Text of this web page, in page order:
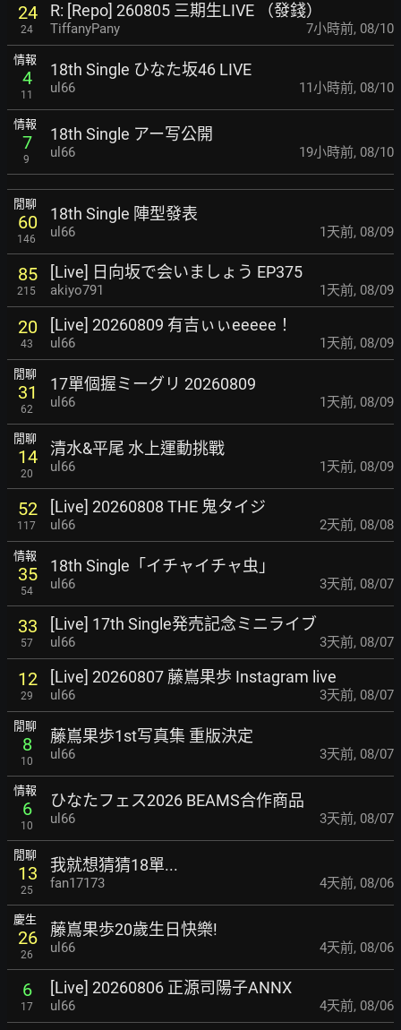
24
24
R: [Repo] 260805 三期生LIVE （發錢）
TiffanyPany 7小時前, 08/10
情報
4
11
18th Single ひなた坂46 LIVE
ul66 11小時前, 08/10
情報
7
9
18th Single アー写公開
ul66 19小時前, 08/10
閒聊
60
146
18th Single 陣型發表
ul66 1天前, 08/09
85
215
[Live] 日向坂で会いましょう EP375
akiyo791 1天前, 08/09
20
43
[Live] 20260809 有吉ぃぃeeeee！
ul66 1天前, 08/09
閒聊
31
62
17單個握ミーグリ 20260809
ul66 1天前, 08/09
閒聊
14
20
清水&平尾 水上運動挑戰
ul66 1天前, 08/09
52
117
[Live] 20260808 THE 鬼タイジ
ul66 2天前, 08/08
情報
35
54
18th Single「イチャイチャ虫」
ul66 3天前, 08/07
33
57
[Live] 17th Single発売記念ミニライブ
ul66 3天前, 08/07
12
29
[Live] 20260807 藤嶌果歩 Instagram live
ul66 3天前, 08/07
閒聊
8
10
藤嶌果歩1st写真集 重版決定
ul66 3天前, 08/07
情報
6
10
ひなたフェス2026 BEAMS合作商品
ul66 3天前, 08/07
閒聊
13
25
我就想猜猜18單...
fan17173 4天前, 08/06
慶生
26
26
藤嶌果歩20歲生日快樂!
ul66 4天前, 08/06
6
17
[Live] 20260806 正源司陽子ANNX
ul66 4天前, 08/06